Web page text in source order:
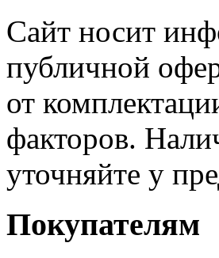
Сайт носит
публичной
от
факторов.
уточняйте у
Покупателям